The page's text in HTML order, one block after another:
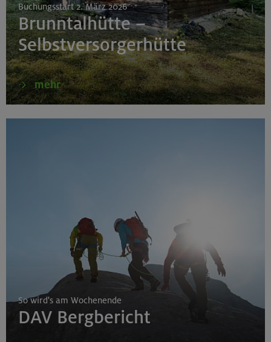
Buchungsstart 2. März 2026
Brunntalhütte –
Selbstversorgerhütte
mehr
So wird's am Wochenende
DAV Bergbericht